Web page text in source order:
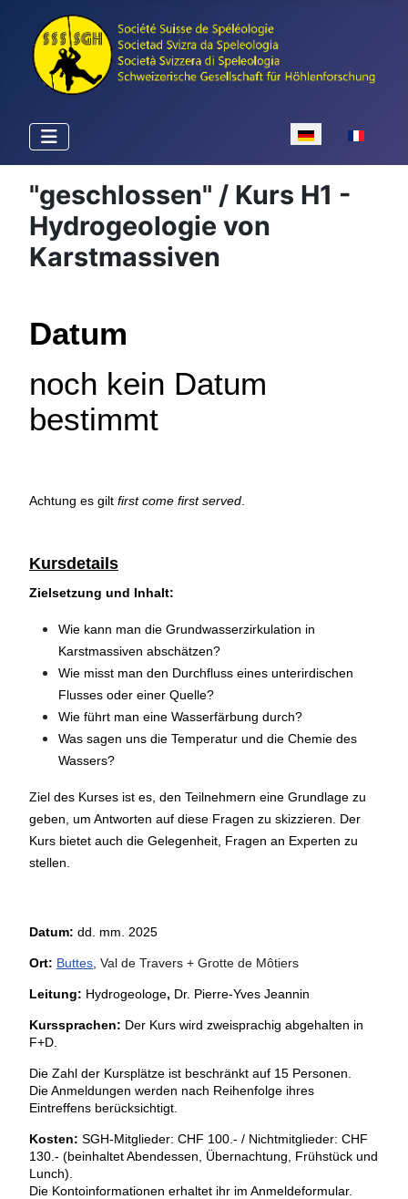
Sprache
"geschlossen" / Kurs H1 -
Hydrogeologie von
Karstmassiven
Datum
noch kein Datum
bestimmt
Achtung es gilt first come first served
Kursdetails
Zielsetzung und Inhalt:
Wie kann man die Grundwasserzirkulation in
Karstmassiven abschätzen?
Wie misst man den Durchfluss eines unterirdischen
Flusses oder einer Quelle?
Wie führt man eine Wasserfärbung durch?
Was sagen uns die Temperatur und die Chemie des
Wassers?
Ziel des Kurses ist es, den Teilnehmern eine Grundlage zu
geben, um Antworten auf diese Fragen zu skizzieren. Der
Kurs bietet auch die Gelegenheit, Fragen an Experten zu
stellen.
Datum: dd. mm. 2025
Ort: Buttes , Val de Travers + Grotte de Môtiers
Leitung: Hydrogeologe, Dr. Pierre-Yves Jeannin
Kurssprachen: Der Kurs wird zweisprachig abgehalten in
F+D.
Die Zahl der Kursplätze ist beschränkt auf 15 Personen.
Die Anmeldungen werden nach Reihenfolge ihres
Eintreffens berücksichtigt.
Kosten: SGH-Mitglieder: CHF 100.- / Nichtmitglieder: CHF
130.- (beinhaltet Abendessen, Übernachtung, Frühstück und
Lunch).
Die Kontoinformationen erhaltet ihr im Anmeldeformular.